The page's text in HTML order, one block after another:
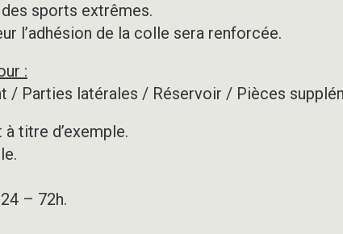
TOURING
-
sports extrêmes.
l’adhésion de la colle sera renforcée.
:
/ Parties latérales / Réservoir / Pièces
titre d’exemple.
– 72h.